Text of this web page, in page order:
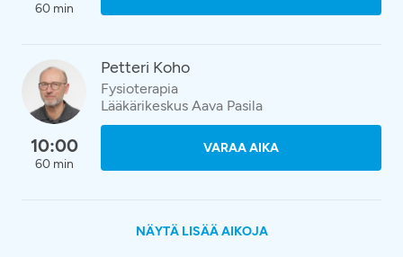
60 min
10:00
60 min
Petteri Koho
Fysioterapia
Lääkärikeskus Aava Pasila
VARAA AIKA
NÄYTÄ LISÄÄ AIKOJA